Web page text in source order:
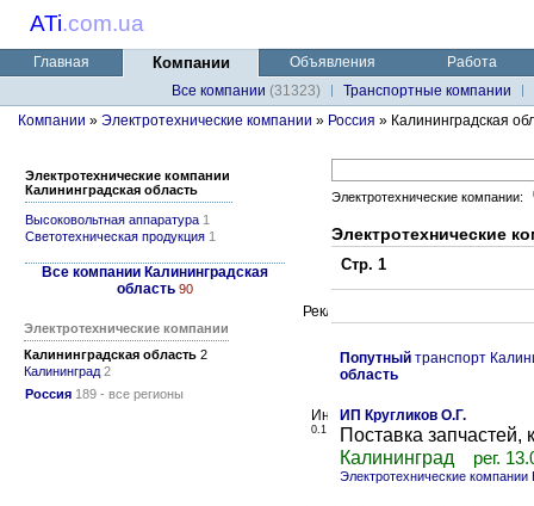
ATi.com.ua
Главная Компании Объявления
Работа
Все компании (31323)
Транспортные компании
Компании » Электротехнические компании » Россия » Калининградская
Электротехнические компании
Калининградская область
Высоковольтная аппаратура 1
Светотехническая продукция 1
Все компании Калининградская
область 90
Электротехнические компании
Калининградская область 2
Калининград 2
Россия 189 - все регионы
Электротехнические компании:
Электротехнические
Стр. 1
Попутный транспорт
область
0.1
ИП Кругликов О.Г.
Поставка запчастей,
Калининград
рег.
Электротехнические компании